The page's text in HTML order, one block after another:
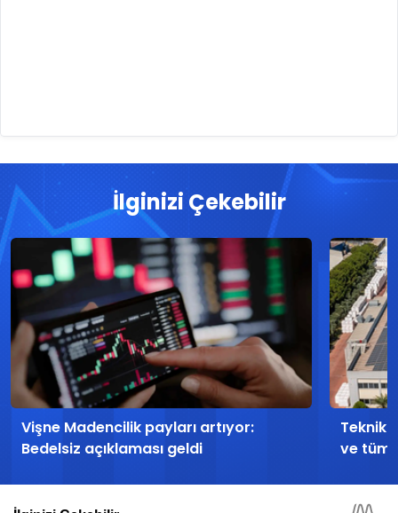
İlginizi Çekebilir
Vişne Madencilik payları artıyor:
Bedelsiz açıklaması geldi
ve tüm